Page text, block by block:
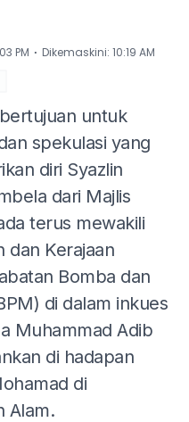
PM ⋅ Dikemaskini: 10:19 AM
untuk
spekulasi yang
diri Syazlin
dari Majlis
terus mewakili
dan Kerajaan
Bomba dan
di dalam inkues
Muhammad Adib
di hadapan
di
Alam.